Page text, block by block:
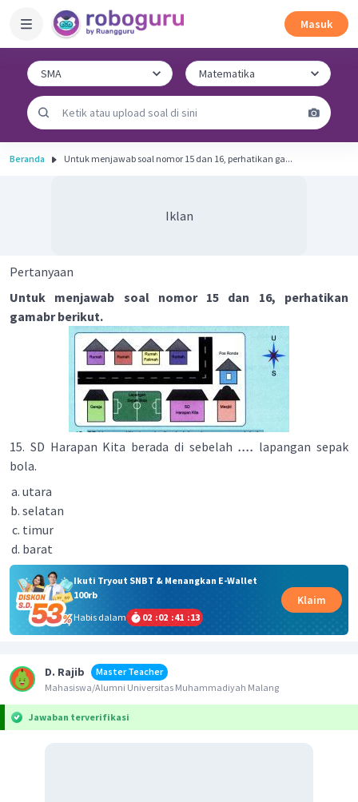
Masuk
Beranda Untuk menjawab soal nomor 15 dan 16, perhatikan ga...
Iklan
Pertanyaan
Untuk menjawab soal nomor 15 dan 16, perhatikan
gamabr berikut.
15. SD Harapan Kita berada di sebelah .... lapangan sepak
bola.
utara
selatan
timur
barat
Ikuti Tryout SNBT & Menangkan E-Wallet
100rb
Habis dalam
02 :02 :41 :12
Klaim
D. Rajib
Master Teacher
Mahasiswa/Alumni Universitas Muhammadiyah Malang
Jawaban terverifikasi